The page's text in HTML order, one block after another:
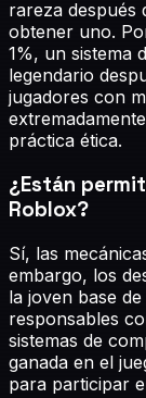
rareza después
obtener uno.
1%, un sistema
legendario
jugadores con
práctica ética.
¿Están
Roblox?
Sí, las
embargo, los
la joven base
responsables
sistemas de
ganada en el
para participar